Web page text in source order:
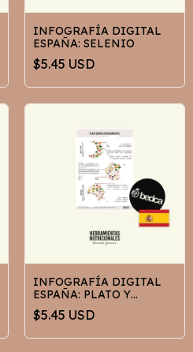
INFOGRAFÍA DIGITAL
ESPAÑA: SELENIO
$5.45 USD
INFOGRAFÍA DIGITAL
ESPAÑA: PLATO Y
ENTRENAMIENTO
$5.45 USD